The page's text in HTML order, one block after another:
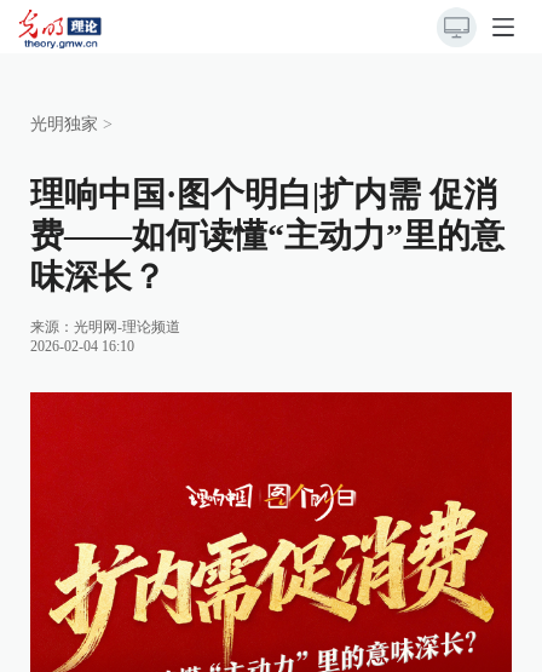
光明独家 >
理响中国·图个明白|扩内需 促消
费——如何读懂“主动力”里的意
味深长？
来源： 光明网-理论频道
2026-02-04 16:10